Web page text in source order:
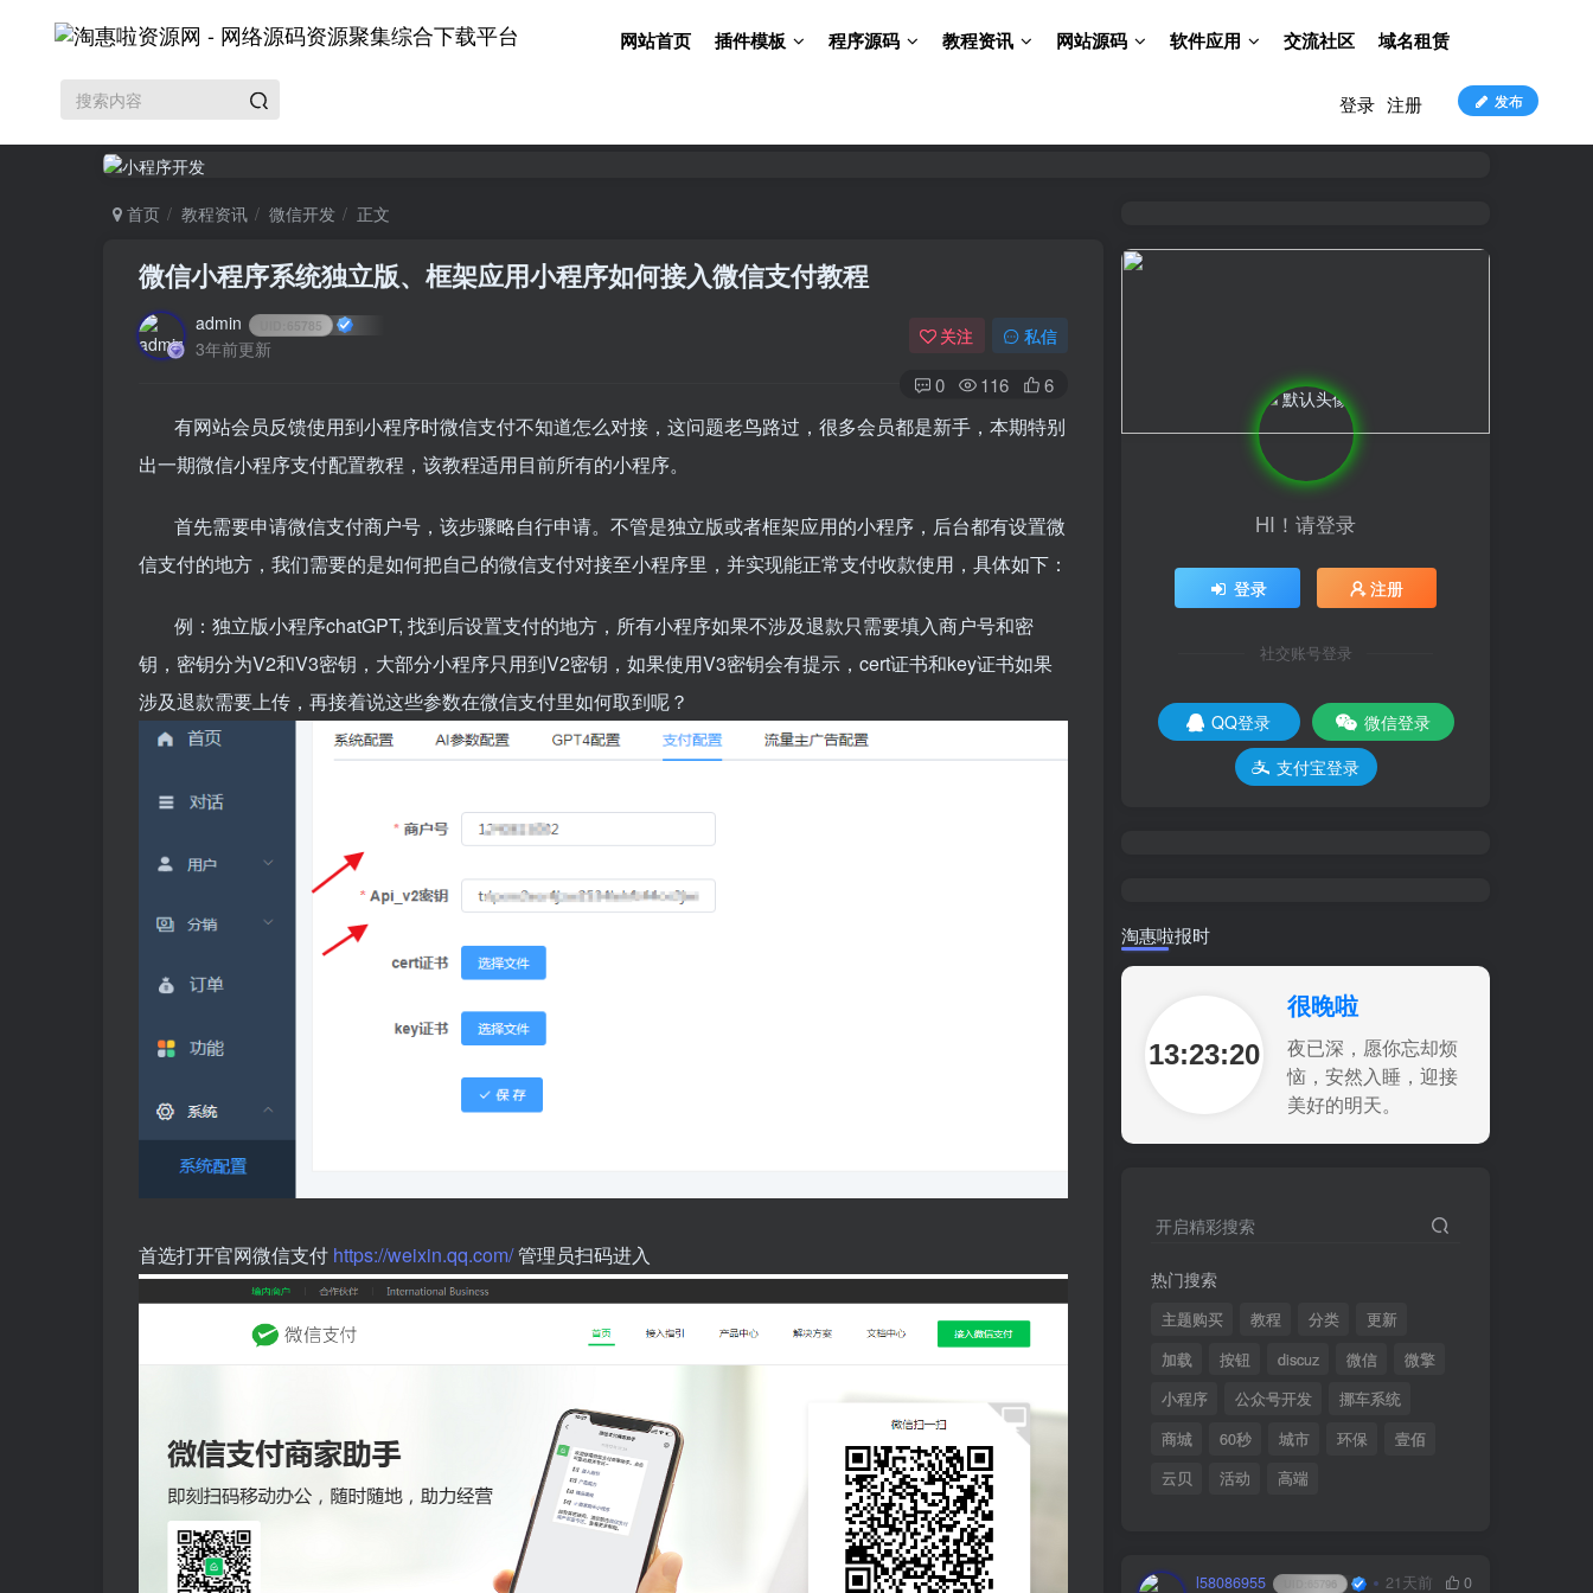
网站首页 插件模板 程序源码 教程资讯 网站源码 软件应用 交流社区 域名租赁
发布
登录 注册
首页 教程资讯 微信开发 正文
微信小程序系统独立版、框架应用小程序如何接入微信支付教程
admin 65785
3年前更新
关注 私信
0 116 6
有网站会员反馈使用到小程序时微信支付不知道怎么对接，这问题老鸟路过，很多会员都是新手，本期特别
出一期微信小程序支付配置教程，该教程适用目前所有的小程序。
首先需要申请微信支付商户号，该步骤略自行申请。不管是独立版或者框架应用的小程序，后台都有设置微
信支付的地方，我们需要的是如何把自己的微信支付对接至小程序里，并实现能正常支付收款使用，具体如下：
例：独立版小程序chatGPT, 找到后设置支付的地方，所有小程序如果不涉及退款只需要填入商户号和密
钥，密钥分为V2和V3密钥，大部分小程序只用到V2密钥，如果使用V3密钥会有提示，cert证书和key证书如果
涉及退款需要上传，再接着说这些参数在微信支付里如何取到呢？
首选打开官网微信支付 https://weixin.qq.com/管理员扫码进入
HI！请登录
登录 注册
社交账号登录
QQ登录
微信登录
支付宝登录
淘惠啦报时
13:23:22
很晚啦
夜已深，愿你忘却烦
恼，安然入睡，迎接
美好的明天。
开启精彩搜索
热门搜索
主题购买 教程 分类
更新
加载
按钮 discuz 微信
微擎
小程序
公众号开发
挪车系统
商城
60秒 城市 环保
壹佰
云贝
活动 高端
l58086955 21天前 0